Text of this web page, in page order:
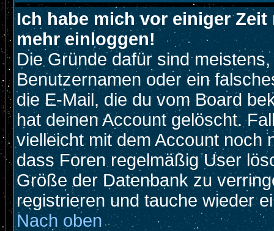
Ich habe mich vor einiger
mehr einloggen!
Die Gründe dafür sind
Benutzernamen oder ein
die E-Mail, die du vom Board
hat deinen Account gelöscht.
vielleicht mit dem Account noch
dass Foren regelmäßig User
Größe der Datenbank zu
registrieren und tauche wieder
Nach oben